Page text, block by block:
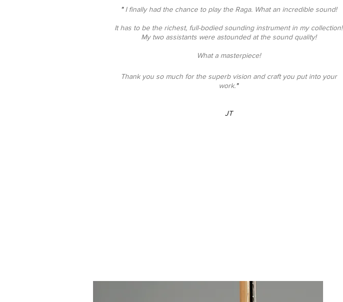
"I finally had the chance to play the Raga. What an incredible sound!
It has to be the richest, full-bodied sounding instrument in my collection!
My two assistants were astounded at the sound quality!
What a masterpiece!
Thank you so much for the superb vision and craft you put into your
work."
JT